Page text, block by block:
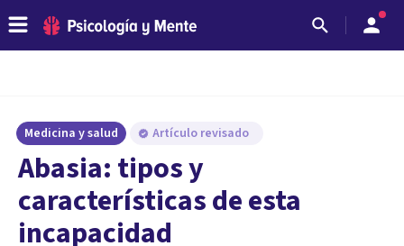
Medicina y salud Artículo revisado
Abasia: tipos y
características de esta
incapacidad